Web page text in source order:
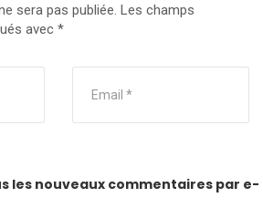
sera pas publiée. Les champs
avec *
les nouveaux commentaires par e-